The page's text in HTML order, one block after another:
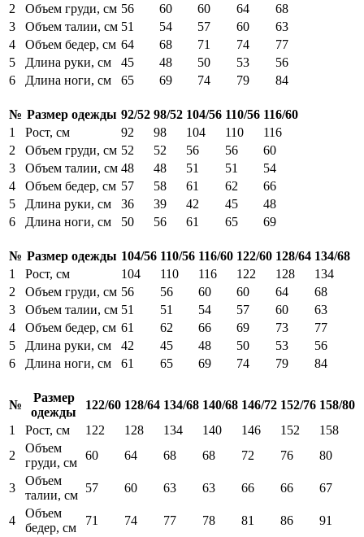
2
Объем груди, см 56 60 60 64
68
3
Объем талии, см 51 54 57 60
63
4
Объем бедер, см 64 68 71 74
77
5
Длина руки, см 45 48 50 53
56
6
Длина ноги, см 65 69 74 79 84
№ Размер одежды 92/52 98/52 104/56 110/56 116/60
1
Рост, см 92 98 104 110
116
2
Объем груди, см 52 52 56 56
60
3
Объем талии, см 48 48 51 51
54
4
Объем бедер, см 57 58 61 62
66
5
Длина руки, см 36 39 42 45
48
6
Длина ноги, см 50 56 61 65 69
№ Размер одежды 104/56 110/56 116/60 122/60 128/64 134/68
1
Рост, см 104 110 116 122 128
134
2
Объем груди, см 56 56 60 60 64
68
3
Объем талии, см 51 51 54 57 60
63
4
Объем бедер, см 61 62 66 69 73
77
5
Длина руки, см 42 45 48 50 53
56
6
Длина ноги, см 61 65 69 74 79 84
№
Размер
одежды
122/60 128/64 134/68 140/68 146/72 152/76 158/80
1
Рост, см 122 128 134 140 146 152
158
2
Объем
груди, см
60 64 68 68 72 76 80
3
Объем
талии, см
57 60 63 63 66 66 67
4
Объем
бедер, см
71 74 77 78 81 86 91